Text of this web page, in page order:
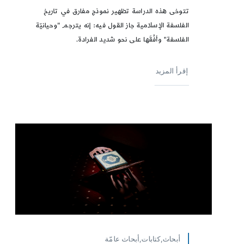
تتوخى هذه الدراسة تظهير نموذج مفارق في تاريخ
الفلسفة الإسلامية جاز القول فيه: إنه يترجم "وحيانيّة
الفلسفة" وأفُقَها على نحو شديد الفرادة.
إقرأ المزيد
أبحاث,كتابات,أبحاث عامّة